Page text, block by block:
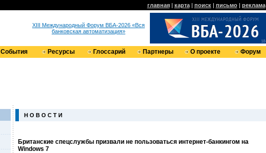
главная| карта| поиск| письмо| реклама
XIII Международный Форум ВБА-2026 «Вся
банковская автоматизация»
События Ресурсы Глоссарий Партнеры О проекте Форум
Н О В О С Т И
Британские спецслужбы призвали не пользоваться интернет-банкингом на
Windows 7